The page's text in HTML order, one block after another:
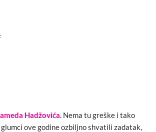
Hadžovića. Nema tu greške i tako
ove godine ozbiljno shvatili zadatak,